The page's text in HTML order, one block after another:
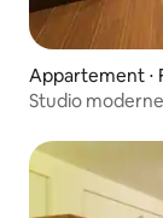
Appartement ⋅
Studio